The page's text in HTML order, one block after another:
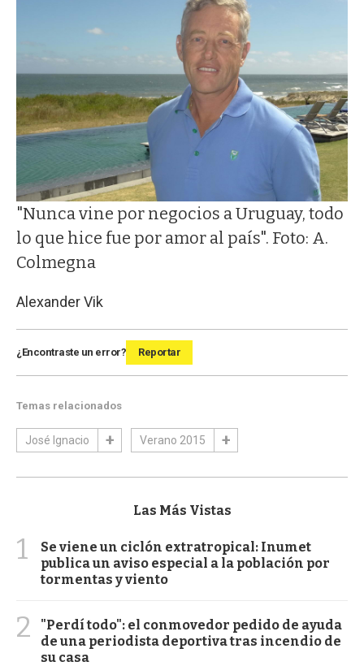
"Nunca vine por negocios a Uruguay, todo
lo que hice fue por amor al país". Foto: A.
Colmegna
Alexander Vik
¿Encontraste un error? Reportar
Temas relacionados
José Ignacio Verano 2015
Las Más Vistas
1
Se viene un ciclón extratropical: Inumet
publica un aviso especial a la población por
tormentas y viento
2
"Perdí todo": el conmovedor pedido de ayuda
de una periodista deportiva tras incendio de
su casa